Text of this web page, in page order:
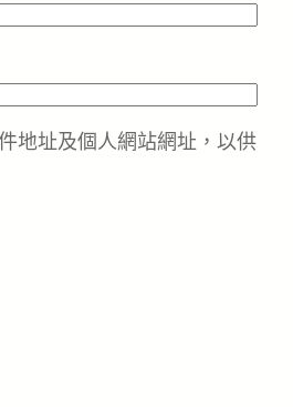
地址及個人網站網址，以供